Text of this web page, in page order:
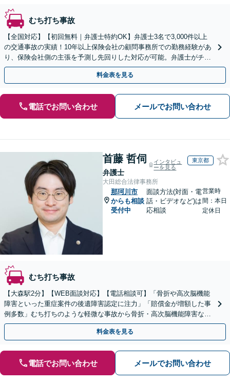
むち打ち事故
【全国対応】【初回無料｜弁護士特約OK】弁護士3名で3,000件以上
の交通事故の実績！10年以上保険会社の顧問事務所での勤務経験があ
り、保険会社側の主張を予測し先回りした対応が可能。弁護士がチー
ムとなり示談交渉、休業損害、後遺障害等に対応。
料金表を見る
電話でお問い合わせ メールでお問い合わせ
首藤 哲伺
弁護士
インタビュ
ーを見る
東京都
大田総合法律事務所
那珂川市
からも相談
受付中
面談方法(対面・電
話・ビデオなど)は
応相談
営業時
間：本日
定休日
むち打ち事故
【大森駅2分】【WEB面談対応】【電話相談可】「骨折や高次脳機能
障害といった重症案件の後遺障害認定に注力」「賠償金が増額した事
例多数」むち打ちのような軽微な事故から骨折・高次脳機能障害など
の重症事故まで、事故の規模に関わらず対応いたします
料金表を見る
電話でお問い合わせ メールでお問い合わせ